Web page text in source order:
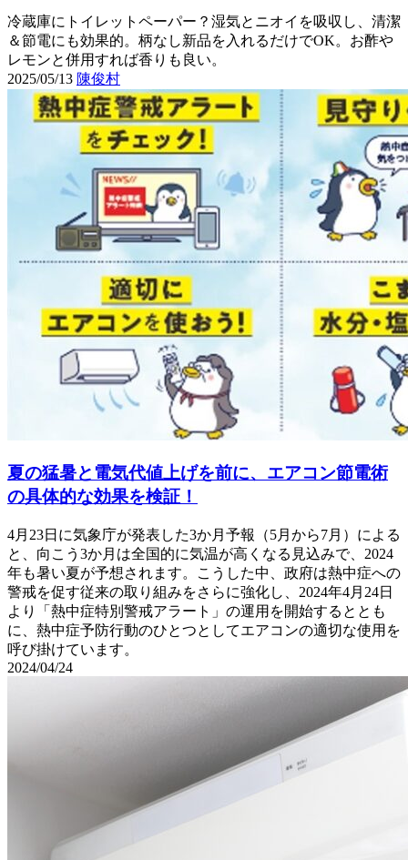
冷蔵庫にトイレットペーパー？湿気とニオイを吸収し、清潔
＆節電にも効果的。柄なし新品を入れるだけでOK。お酢や
レモンと併用すれば香りも良い。
2025/05/13 陳俊村
夏の猛暑と電気代値上げを前に、エアコン節電術
の具体的な効果を検証！
4月23日に気象庁が発表した3か月予報（5月から7月）による
と、向こう3か月は全国的に気温が高くなる見込みで、2024
年も暑い夏が予想されます。こうした中、政府は熱中症への
警戒を促す従来の取り組みをさらに強化し、2024年4月24日
より「熱中症特別警戒アラート」の運用を開始するととも
に、熱中症予防行動のひとつとしてエアコンの適切な使用を
呼び掛けています。
2024/04/24